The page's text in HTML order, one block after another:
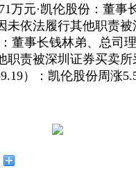
万元·凯伦股份：董事
未依法履行其他职责
董事长钱林弟、总司
职责被深圳证券买卖
）：凯伦股份周涨